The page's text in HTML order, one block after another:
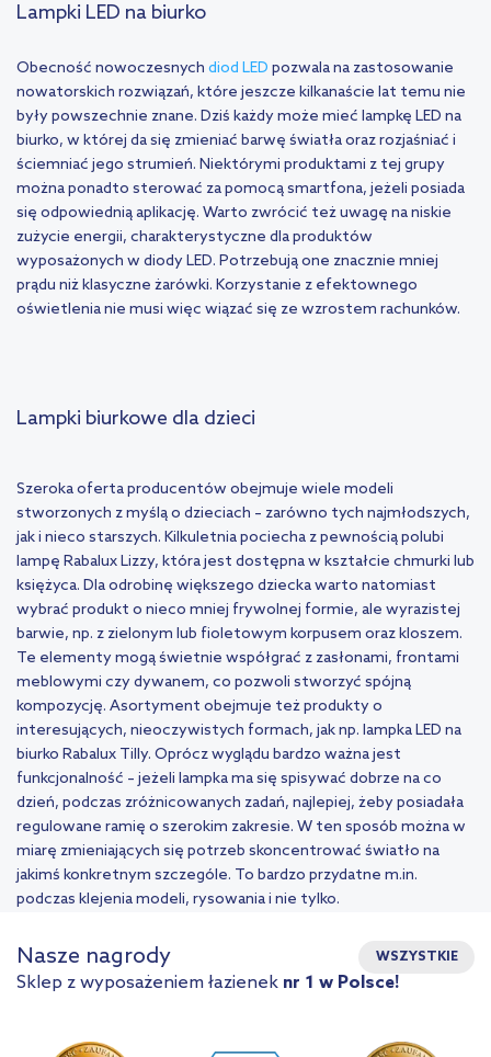
Lampki LED na biurko
Obecność nowoczesnych diod LED pozwala na zastosowanie
nowatorskich rozwiązań, które jeszcze kilkanaście lat temu nie
były powszechnie znane. Dziś każdy może mieć lampkę LED na
biurko, w której da się zmieniać barwę światła oraz rozjaśniać i
ściemniać jego strumień. Niektórymi produktami z tej grupy
można ponadto sterować za pomocą smartfona, jeżeli posiada
się odpowiednią aplikację. Warto zwrócić też uwagę na niskie
zużycie energii, charakterystyczne dla produktów
wyposażonych w diody LED. Potrzebują one znacznie mniej
prądu niż klasyczne żarówki. Korzystanie z efektownego
oświetlenia nie musi więc wiązać się ze wzrostem rachunków.
Lampki biurkowe dla dzieci
Szeroka oferta producentów obejmuje wiele modeli
stworzonych z myślą o dzieciach – zarówno tych najmłodszych,
jak i nieco starszych. Kilkuletnia pociecha z pewnością polubi
lampę Rabalux Lizzy, która jest dostępna w kształcie chmurki lub
księżyca. Dla odrobinę większego dziecka warto natomiast
wybrać produkt o nieco mniej frywolnej formie, ale wyrazistej
barwie, np. z zielonym lub fioletowym korpusem oraz kloszem.
Te elementy mogą świetnie współgrać z zasłonami, frontami
meblowymi czy dywanem, co pozwoli stworzyć spójną
kompozycję. Asortyment obejmuje też produkty o
interesujących, nieoczywistych formach, jak np. lampka LED na
biurko Rabalux Tilly. Oprócz wyglądu bardzo ważna jest
funkcjonalność – jeżeli lampka ma się spisywać dobrze na co
dzień, podczas zróżnicowanych zadań, najlepiej, żeby posiadała
regulowane ramię o szerokim zakresie. W ten sposób można w
miarę zmieniających się potrzeb skoncentrować światło na
jakimś konkretnym szczególe. To bardzo przydatne m.in.
podczas klejenia modeli, rysowania i nie tylko.
Nasze nagrody WSZYSTKIE
Sklep z wyposażeniem łazienek nr 1 w Polsce!